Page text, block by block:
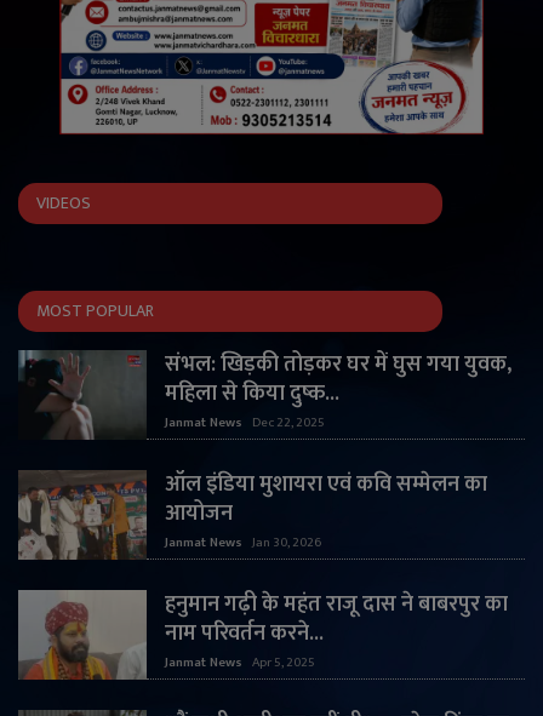
VIDEOS
MOST POPULAR
संभल: खिड़की तोड़कर घर में घुस गया युवक,
महिला से किया दुष्क...
Janmat News Dec 22, 2025
ऑल इंडिया मुशायरा एवं कवि सम्मेलन का
आयोजन
Janmat News Jan 30, 2026
हनुमान गढ़ी के महंत राजू दास ने बाबरपुर का
नाम परिवर्तन करने...
Janmat News Apr 5, 2025